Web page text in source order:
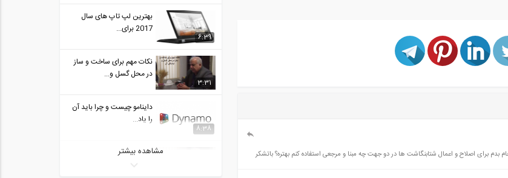
بدم برای اصلاح و اعمال شتابنگاشت ها در دو جهت چه مبنا و مرجعی استفاده کنم بهتره؟ باتشکر
6:39
بهترین لپ تاپ های سال
2017 برای...
3:31
نکات مهم برای ساخت و ساز
در محل گسل و...
8:38
داینامو چیست و چرا باید آن
را یاد...
تجارب کشور ژاپن در حوزه
مشاهده بیشتر